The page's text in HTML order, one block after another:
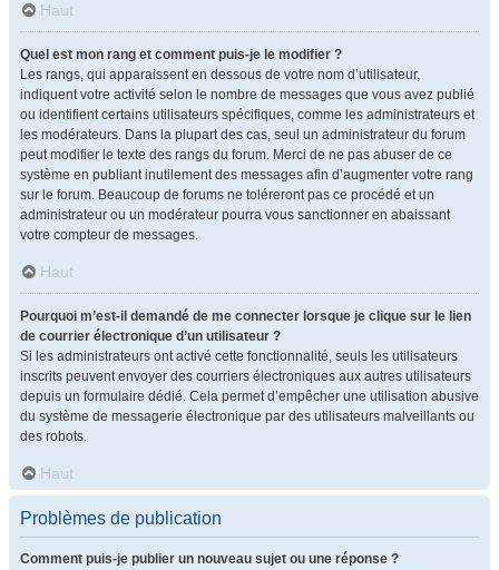
Haut
Quel est mon rang et comment puis-je le modifier ?
Les rangs, qui apparaissent en dessous de votre nom d’utilisateur,
indiquent votre activité selon le nombre de messages que vous avez publié
ou identifient certains utilisateurs spécifiques, comme les administrateurs et
les modérateurs. Dans la plupart des cas, seul un administrateur du forum
peut modifier le texte des rangs du forum. Merci de ne pas abuser de ce
système en publiant inutilement des messages afin d’augmenter votre rang
sur le forum. Beaucoup de forums ne toléreront pas ce procédé et un
administrateur ou un modérateur pourra vous sanctionner en abaissant
votre compteur de messages.
Haut
Pourquoi m’est-il demandé de me connecter lorsque je clique sur le lien
de courrier électronique d’un utilisateur ?
Si les administrateurs ont activé cette fonctionnalité, seuls les utilisateurs
inscrits peuvent envoyer des courriers électroniques aux autres utilisateurs
depuis un formulaire dédié. Cela permet d’empêcher une utilisation abusive
du système de messagerie électronique par des utilisateurs malveillants ou
des robots.
Haut
Problèmes de publication
Comment puis-je publier un nouveau sujet ou une réponse ?